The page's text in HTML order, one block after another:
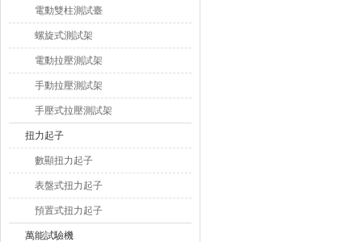
電動雙柱測試臺
螺旋式測試架
電動拉壓測試架
手動拉壓測試架
手壓式拉壓測試架
扭力起子
數顯扭力起子
表盤式扭力起子
預置式扭力起子
萬能試驗機